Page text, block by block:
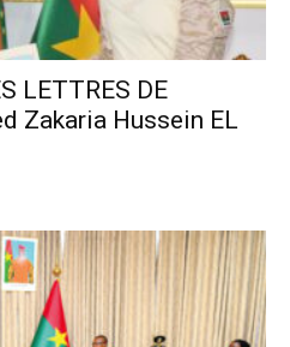
LETTRES DE
Zakaria Hussein EL